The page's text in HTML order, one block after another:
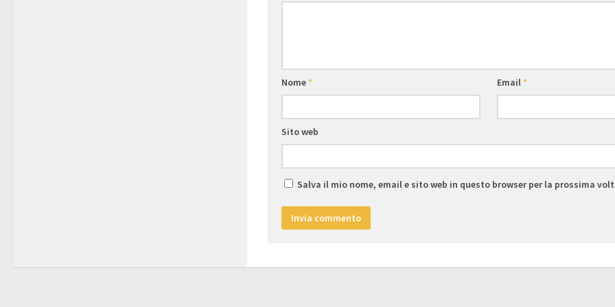
Nome* Email*
Sito web
Salva il mio nome, email e sito web in questo browser per la prossima